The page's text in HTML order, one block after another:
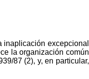
excepcional
la organización común
87 (2), y, en particular,